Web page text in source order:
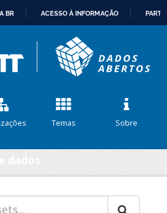
CONTEÚDO
BR ACESSO À INFORMAÇÃO
Temas Sobre